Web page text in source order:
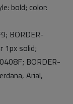
bold; color:
BORDER-
1px solid;
BORDER-
Arial,